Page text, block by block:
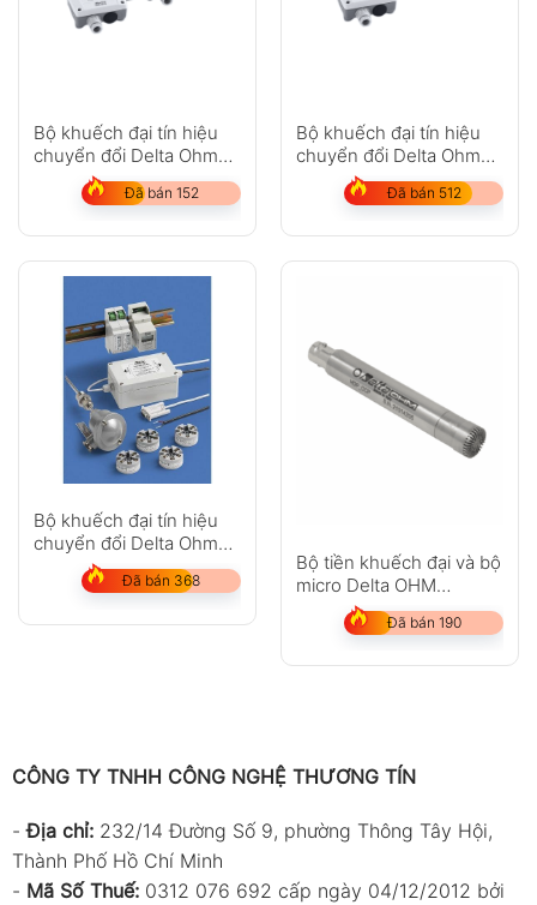
Bộ khuếch đại tín hiệu
chuyển đổi Delta Ohm
HD978TR5
Đã bán 152
Bộ khuếch đại tín hiệu
chuyển đổi Delta Ohm
HD978TR4
Đã bán 512
Bộ khuếch đại tín hiệu
chuyển đổi Delta Ohm
HD978TR3
Đã bán 368
Bộ tiền khuếch đại và bộ
micro Delta OHM
HDP_CCP
Đã bán 190
CÔNG TY TNHH CÔNG NGHỆ THƯƠNG TÍN
-Địa chỉ: 232/14 Đường Số 9, phường Thông Tây Hội,
Thành Phố Hồ Chí Minh
- Mã Số Thuế: 0312 076 692 cấp ngày 04/12/2012 bởi